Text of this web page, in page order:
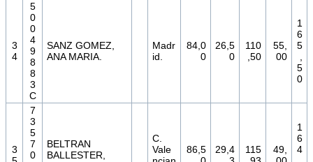
3
4
5
0
0
4
9
8
8
3
C
SANZ GOMEZ,
ANA MARIA.
Madr
id.
84,0
0
26,5
0
110
,50
55,
00
1
6
5
5
0
3
7
3
5
7
0
BELTRAN
BALLESTER,
C.
Vale
86,5
29,4
115
49,
1
6
4